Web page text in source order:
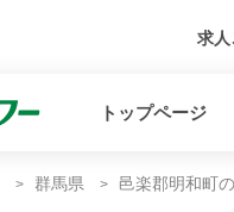
求人
トップページ
群馬県 邑楽郡明和町